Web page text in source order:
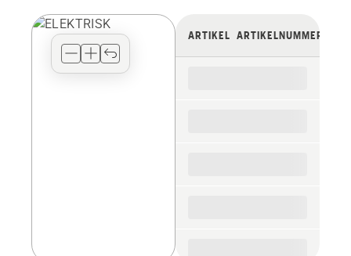
view
ARTIKEL ARTIKELNUMMER